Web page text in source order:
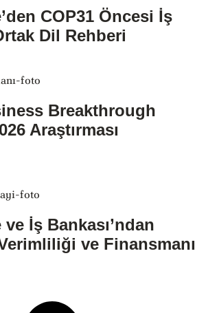
COP31 Öncesi İş
Dil Rehberi
Breakthrough
Araştırması
İş Bankası’ndan
ve Finansmanı